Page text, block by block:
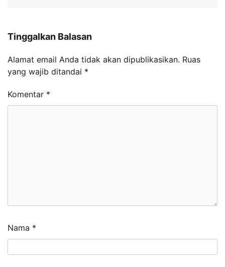
Tinggalkan Balasan
Alamat email Anda tidak akan dipublikasikan. Ruas
yang wajib ditandai *
Komentar *
Nama *